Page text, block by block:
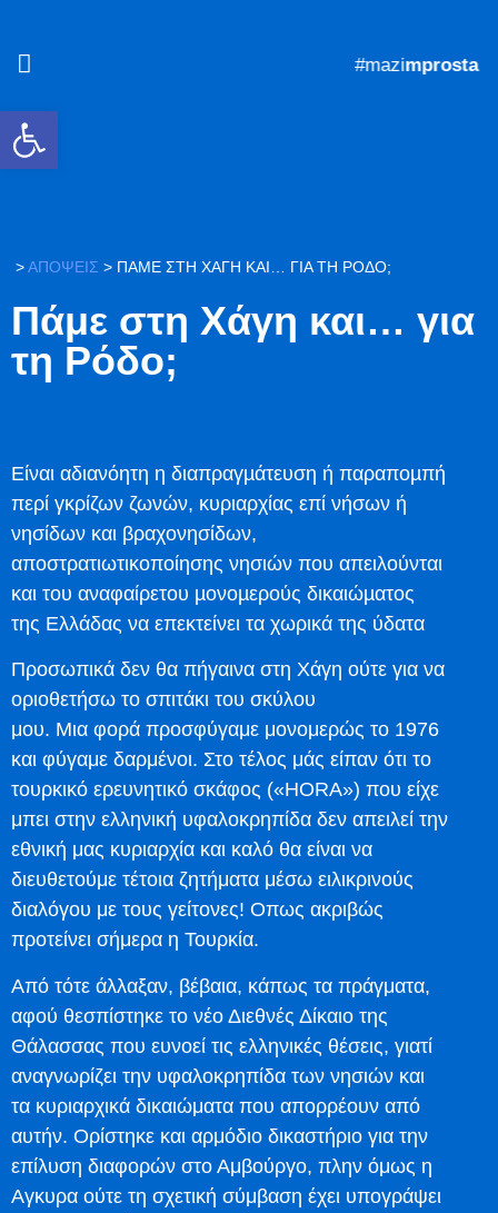
Ανοίξτε τη γραμμή εργαλείων
#mazimprosta
>ΑΠΟΨΕΙΣ > ΠΆΜΕ ΣΤΗ ΧΆΓΗ ΚΑΙ… ΓΙΑ ΤΗ ΡΌΔΟ;
Πάμε στη Χάγη και… για
τη Ρόδο;
Είναι αδιανόητη η διαπραγµάτευση ή παραποµπή
περί γκρίζων ζωνών, κυριαρχίας επί νήσων ή
νησίδων και βραχονησίδων,
αποστρατιωτικοποίησης νησιών που απειλούνται
και του αναφαίρετου µονοµερούς δικαιώµατος
της Ελλάδας να επεκτείνει τα χωρικά της ύδατα
Προσωπικά δεν θα πήγαινα στη Χάγη ούτε για να
οριοθετήσω το σπιτάκι του σκύλου
μου. Μια φορά προσφύγαμε μονομερώς το 1976
και φύγαμε δαρμένοι. Στο τέλος μάς είπαν ότι το
τουρκικό ερευνητικό σκάφος («HORA») που είχε
μπει στην ελληνική υφαλοκρηπίδα δεν απειλεί την
εθνική μας κυριαρχία και καλό θα είναι να
διευθετούμε τέτοια ζητήματα μέσω ειλικρινούς
διαλόγου με τους γείτονες! Οπως ακριβώς
προτείνει σήμερα η Τουρκία.
Από τότε άλλαξαν, βέβαια, κάπως τα πράγματα,
αφού θεσπίστηκε το νέο Διεθνές Δίκαιο της
Θάλασσας που ευνοεί τις ελληνικές θέσεις, γιατί
αναγνωρίζει την υφαλοκρηπίδα των νησιών και
τα κυριαρχικά δικαιώματα που απορρέουν από
αυτήν. Ορίστηκε και αρμόδιο δικαστήριο για την
επίλυση διαφορών στο Αμβούργο, πλην όμως η
Αγκυρα ούτε τη σχετική σύμβαση έχει υπογράψει